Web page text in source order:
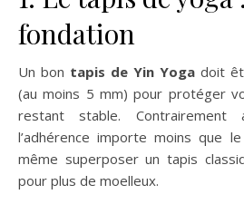
fondation
Un bon tapis de Yin Yoga doit
(au moins 5 mm) pour protéger
restant stable. Contrairement
l’adhérence importe moins que
même superposer un tapis
pour plus de moelleux.